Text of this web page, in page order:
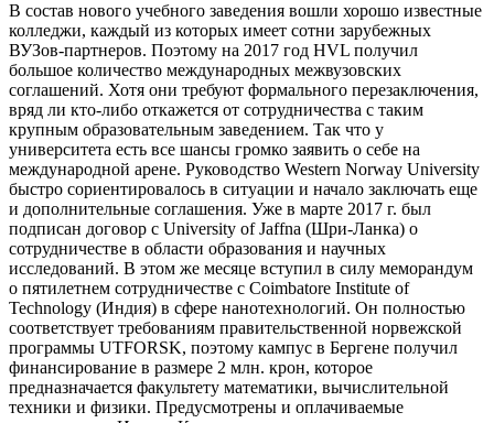
В состав нового учебного заведения вошли хорошо известные
колледжи, каждый из которых имеет сотни зарубежных
ВУЗов-партнеров. Поэтому на 2017 год HVL получил
большое количество международных межвузовских
соглашений. Хотя они требуют формального перезаключения,
вряд ли кто-либо откажется от сотрудничества с таким
крупным образовательным заведением. Так что у
университета есть все шансы громко заявить о себе на
международной арене. Руководство Western Norway University
быстро сориентировалось в ситуации и начало заключать еще
и дополнительные соглашения. Уже в марте 2017 г. был
подписан договор с University of Jaffna (Шри-Ланка) о
сотрудничестве в области образования и научных
исследований. В этом же месяце вступил в силу меморандум
о пятилетнем сотрудничестве с Coimbatore Institute of
Technology (Индия) в сфере нанотехнологий. Он полностью
соответствует требованиям правительственной норвежской
программы UTFORSK, поэтому кампус в Бергене получил
финансирование в размере 2 млн. крон, которое
предназначается факультету математики, вычислительной
техники и физики. Предусмотрены и оплачиваемые